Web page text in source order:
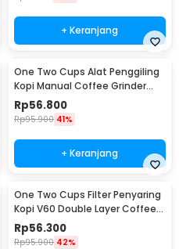
+ Keranjang
One Two Cups Alat Penggiling
Kopi Manual Coffee Grinder
160ml - CF012
Rp56.800
Rp95.900 41%
+ Keranjang
One Two Cups Filter Penyaring
Kopi V60 Double Layer Coffee
Filter - FS-40S
Rp56.300
Rp95.900 42%